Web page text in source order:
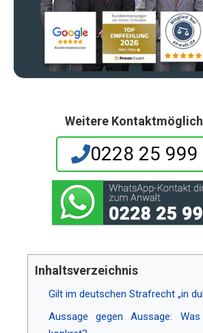
Weitere
0228 25 999
Inhaltsverzeichnis
Gilt im deutschen Strafrecht „in
Aussage gegen Aussage: